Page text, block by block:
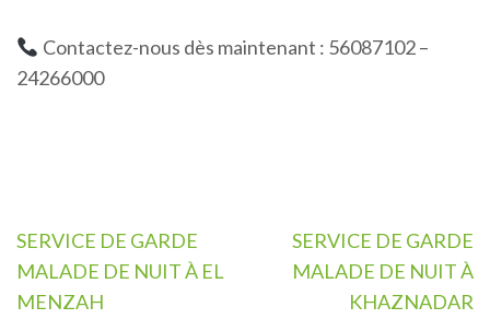
Contactez-nous dès maintenant : 56087102 –
24266000
Navigation
de
l’article
SERVICE DE GARDE
MALADE DE NUIT À EL
MENZAH
SERVICE DE GARDE
MALADE DE NUIT À
KHAZNADAR